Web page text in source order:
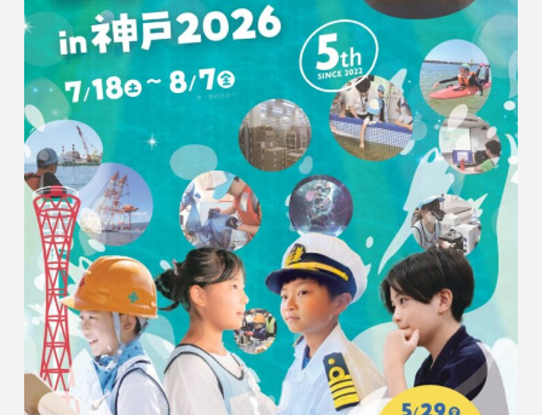
オオグソクムシ オオサンショウウオ
オショロコマ オスカー オタリア
オットセイ オニヒトデ オワンクラゲ
オーストラリア カイエビ カイギュウ
カイロウドウケツ カイワリ
カエルアンコウ カガミガイ カキ
カクレクマノミ カゴカマス カジカ